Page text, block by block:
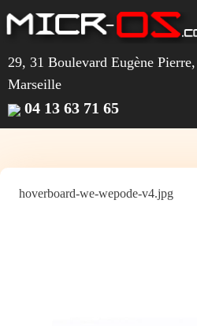
au
contenu
29, 31 Boulevard Eugène
Marseille
04 13 63 71 65
hoverboard-we-wepode-v4.jpg